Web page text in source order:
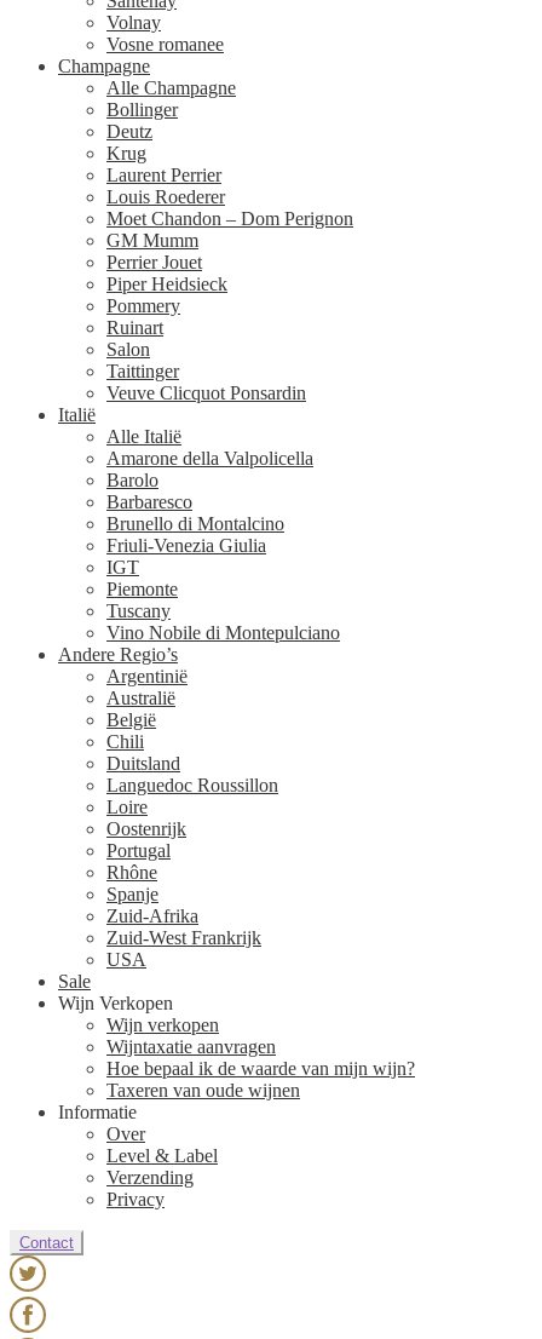
Volnay
Vosne romanee
Champagne
Alle Champagne
Bollinger
Deutz
Krug
Laurent Perrier
Louis Roederer
Moet Chandon – Dom Perignon
GM Mumm
Perrier Jouet
Piper Heidsieck
Pommery
Ruinart
Salon
Taittinger
Veuve Clicquot Ponsardin
Italië
Alle Italië
Amarone della Valpolicella
Barolo
Barbaresco
Brunello di Montalcino
Friuli-Venezia Giulia
IGT
Piemonte
Tuscany
Vino Nobile di Montepulciano
Andere Regio’s
Argentinië
Australië
België
Chili
Duitsland
Languedoc Roussillon
Loire
Oostenrijk
Portugal
Rhône
Spanje
Zuid-Afrika
Zuid-West Frankrijk
USA
Sale
Wijn Verkopen
Wijn verkopen
Wijntaxatie aanvragen
Hoe bepaal ik de waarde van mijn wijn?
Taxeren van oude wijnen
Informatie
Over
Level & Label
Verzending
Privacy
Contact